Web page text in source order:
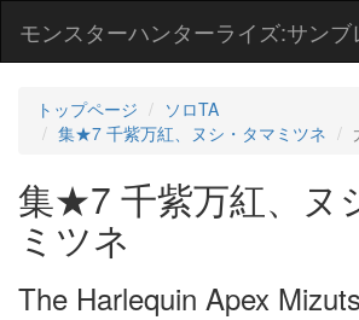
モンスターハンターライズ:サンブ
トップページ
ソロTA
集★7 千紫万紅、ヌシ・タマミツネ
集★7 千紫万紅、ヌ
ミツネ
The Harlequin Apex